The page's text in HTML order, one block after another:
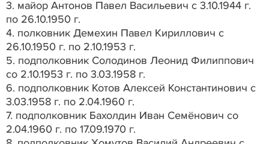
3. майор Антонов Павел Васильевич с 3.10.1944 г.
по 26.10.1950 г.
4. полковник Демехин Павел Кириллович с
26.10.1950 г. по 2.10.1953 г.
5. подполковник Солодинов Леонид Филиппович
со 2.10.1953 г. по 3.03.1958 г.
6. подполковник Котов Алексей Константинович с
3.03.1958 г. по 2.04.1960 г.
7. подполковник Бахолдин Иван Семёнович со
2.04.1960 г. по 17.09.1970 г.